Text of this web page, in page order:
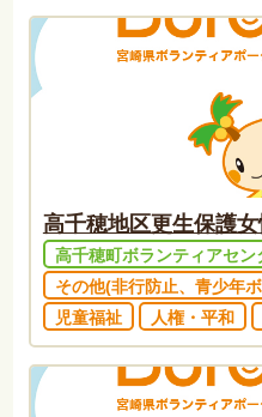
高千穂地区更生保護
高千穂町ボランティアセン
その他(非行防止、青少年
児童福祉
人権・平和